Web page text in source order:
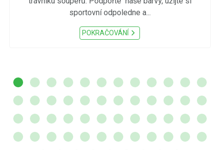
sportovní odpoledne a...
POKRAČOVÁNÍ